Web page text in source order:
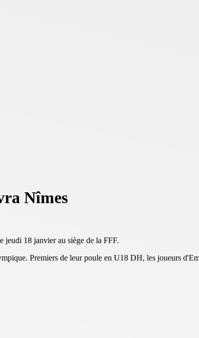
Nîmes
jeudi 18 janvier au siège de la FFF.
Premiers de leur poule en U18 DH, les joueurs